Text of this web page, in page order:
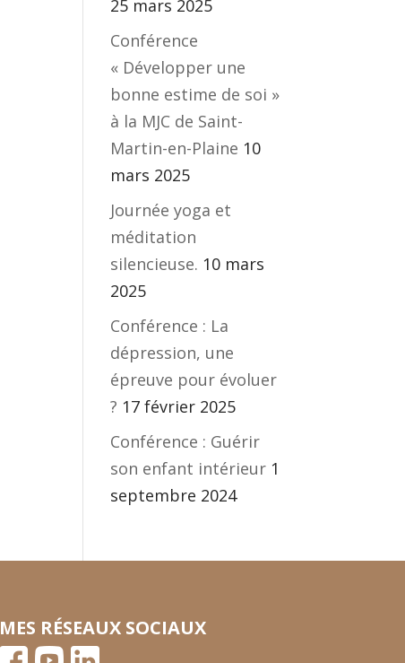
25 mars 2025
Conférence
« Développer une
bonne estime de soi »
à la MJC de Saint-
Martin-en-Plaine 10
mars 2025
Journée yoga et
méditation
silencieuse. 10 mars
2025
Conférence : La
dépression, une
épreuve pour évoluer
? 17 février 2025
Conférence : Guérir
son enfant intérieur 1
septembre 2024
MES RÉSEAUX SOCIAUX